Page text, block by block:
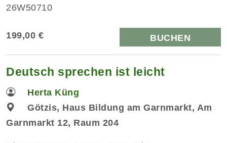
26W50710
199,00 € BUCHEN
Deutsch sprechen ist leicht
Herta Küng
Götzis, Haus Bildung am Garnmarkt, Am
Garnmarkt 12, Raum 204